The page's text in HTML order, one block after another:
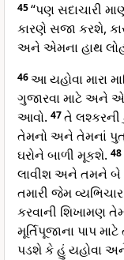
45“પણ સદાચારી
કારણે સજા કરશે,
અને એમના હાથ
46આ યહોવા મારા
ગુજારવા માટે અને
આવો. 47તે લશ્કરની
તેમનો અને તેમનાં
ઘરોને બાળી મૂકશે. 48
લાવીશ અને તમને
તમારી જેમ
કરવાની શિખામણ
મૂર્તિપૂજાના પાપ
પડશે કે હું યહોવા